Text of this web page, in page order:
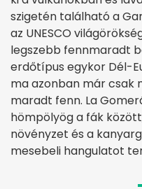
szigetén található a
az UNESCO
legszebb fennmaradt
erdőtípus egykor Dél-
ma azonban már csak
maradt fenn. La
hömpölyög a fák
növényzet és a
mesebeli hangulatot